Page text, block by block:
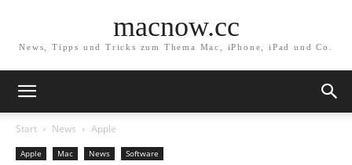
macnow.cc
News, Tipps und Tricks zum Thema Mac, iPhone, iPad und Co.
Start News Apple
Apple Mac News Software